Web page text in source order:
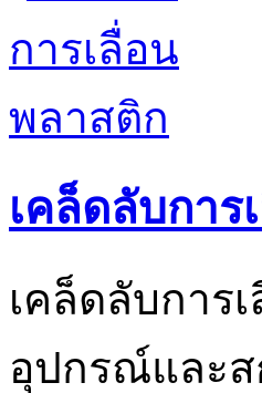
เคล็ดลับกา
เคล็ดลับการ
อุปกรณ์และส